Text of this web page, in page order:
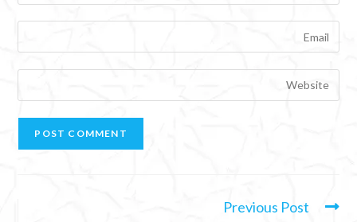
Previous Post